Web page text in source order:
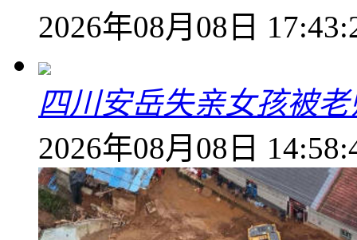
2026年08月08日
四川安岳失亲女孩被
2026年08月08日